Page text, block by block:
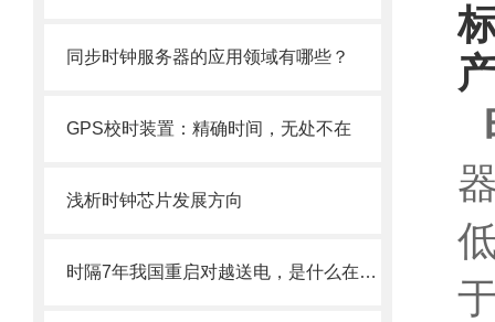
同步时钟服务器的应用领域有哪些？
GPS校时装置：精确时间，无处不在
浅析时钟芯片发展方向
时隔7年我国重启对越送电，是什么在背后保障电力系统精准运行？